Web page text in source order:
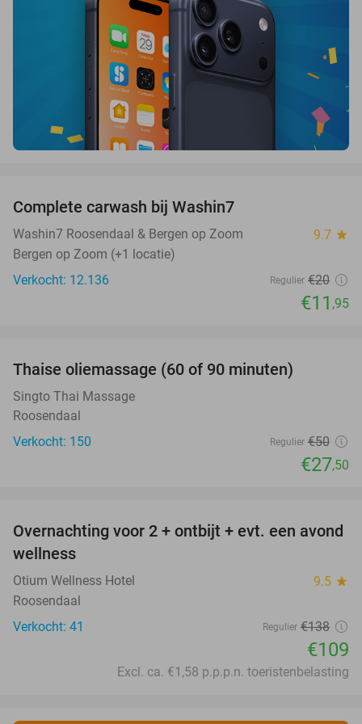
Complete carwash bij Washin7
Washin7 Roosendaal & Bergen op Zoom 9.7 star
Bergen op Zoom (+1 locatie)
Verkocht: 12.136
Regulier €20
€11 ,95
OUT
Thaise oliemassage (60 of 90 minuten)
Singto Thai Massage
Roosendaal
Verkocht: 150
Regulier €50
€27,50
21%
Overnachting voor 2 + ontbijt + evt. een avond
wellness
Otium Wellness Hotel 9.5 star
Roosendaal
Verkocht: 41
Regulier €138
€109
Excl. ca. €1,58 p.p.p.n. toeristenbelasting